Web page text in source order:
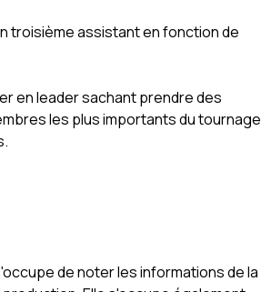
troisième assistant en fonction de
en leader sachant prendre des
les plus importants du tournage
de noter les informations de la